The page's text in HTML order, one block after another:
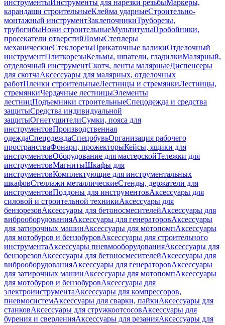
инструментыИнструменты для нарезки резьбыМаркеры,
карандаши строительныеКлейма ударныеСтроительно-
монтажный инструментЗаклепочникиТруборезы,
трубогибыНожи строительныеМультитулыПробойники,
просекатели отверстийЛомыСтеплеры
механическиеСтеклорезыПрикаточные валикиОтделочный
инструментПлиткорезыКельмы, шпатели, гладилкиМалярный,
отделочный инструментСкотч, ленты малярныеДиспенсеры
для скотчаАксессуары для малярных, отделочных
работПленки строительныеЛестницы и стремянкиЛестницы,
стремянкиЧердачные лестницыЭлементы
лестницПодъемники строительныеСпецодежда и средства
защитыСредства индивидуальной
защитыОгнетушителиСумки, пояса для
инструментовПроизводственная
одеждаСпецодеждаСпецобувьОрганизация рабочего
пространстваФонари, прожекторыКейсы, ящики для
инструментовОборудование для мастерскойТележки для
инструментовМагнитыШкафы для
инструментовКомплектующие для инструментальных
шкафовСтеллажи металлическиеСтенды, держатели для
инструментовПоддоны для инструментовАксессуары для
силовой и строительной техникиАксессуары для
бензорезовАксессуары для бетоносмесителейАксессуары для
виброоборудованияАксессуары для генераторовАксессуары
для затирочных машинАксессуары для мотопомпАксессуары
для мотобуров и бензобуровАксессуары для строительного
инструментаАксессуары пневмооборудованияАксессуары для
бензорезовАксессуары для бетоносмесителейАксессуары для
виброоборудованияАксессуары для генераторовАксессуары
для затирочных машинАксессуары для мотопомпАксессуары
для мотобуров и бензобуровАксессуары для
электроинструментаАксессуары для компрессоров,
пневмосистемАксессуары для сварки, пайкиАксессуары для
станковАксессуары для стружкоотсосовАксессуары для
бурения и сверленияАксессуары для резанияАксессуары для